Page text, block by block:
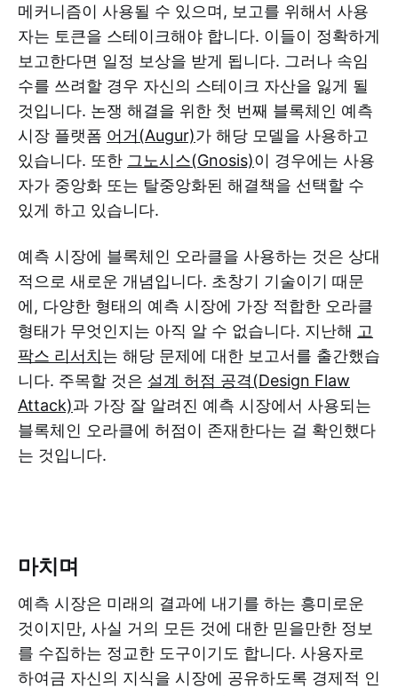
메커니즘이 사용될 수 있으며, 보고를 위해서 사용
자는 토큰을 스테이크해야 합니다. 이들이 정확하게
보고한다면 일정 보상을 받게 됩니다. 그러나 속임
수를 쓰려할 경우 자신의 스테이크 자산을 잃게 될
것입니다. 논쟁 해결을 위한 첫 번째 블록체인 예측
시장 플랫폼 어거(Augur)가 해당 모델을 사용하고
있습니다. 또한 그노시스(Gnosis)이 경우에는 사용
자가 중앙화 또는 탈중앙화된 해결책을 선택할 수
있게 하고 있습니다.
예측 시장에 블록체인 오라클을 사용하는 것은 상대
적으로 새로운 개념입니다. 초창기 기술이기 때문
에, 다양한 형태의 예측 시장에 가장 적합한 오라클
형태가 무엇인지는 아직 알 수 없습니다. 지난해 고
팍스 리서치는 해당 문제에 대한 보고서를 출간했습
니다. 주목할 것은 설계 허점 공격(Design Flaw
Attack)과 가장 잘 알려진 예측 시장에서 사용되는
블록체인 오라클에 허점이 존재한다는 걸 확인했다
는 것입니다.
마치며
예측 시장은 미래의 결과에 내기를 하는 흥미로운
것이지만, 사실 거의 모든 것에 대한 믿을만한 정보
를 수집하는 정교한 도구이기도 합니다. 사용자로
하여금 자신의 지식을 시장에 공유하도록 경제적 인